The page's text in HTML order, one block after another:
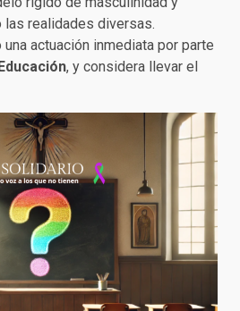
realidades diversas.
actuación inmediata por parte
, y considera llevar el